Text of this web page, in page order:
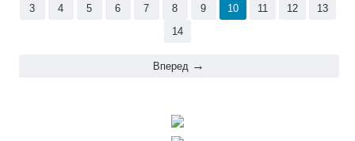
3 4 5 6 7 8 9 10 11 12
13
14
Вперед